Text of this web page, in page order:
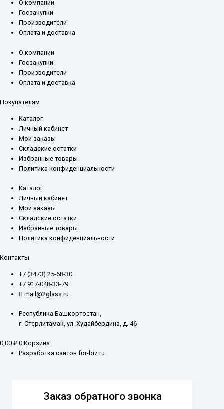
О компании
Госзакупки
Производители
Оплата и доставка
О компании
Госзакупки
Производители
Оплата и доставка
Покупателям
Каталог
Личный кабинет
Мои заказы
Складские остатки
Избранные товары
Политика конфиденциальности
Каталог
Личный кабинет
Мои заказы
Складские остатки
Избранные товары
Политика конфиденциальности
Контакты
+7 (3473) 25-68-30
+7 917-048-33-79
mail@2glass.ru
Республика Башкортостан,
г. Стерлитамак, ул. Худайбердина, д. 46
0,00 ₽ 0 Корзина
Разработка сайтов for-biz.ru
Заказ обратного звонка